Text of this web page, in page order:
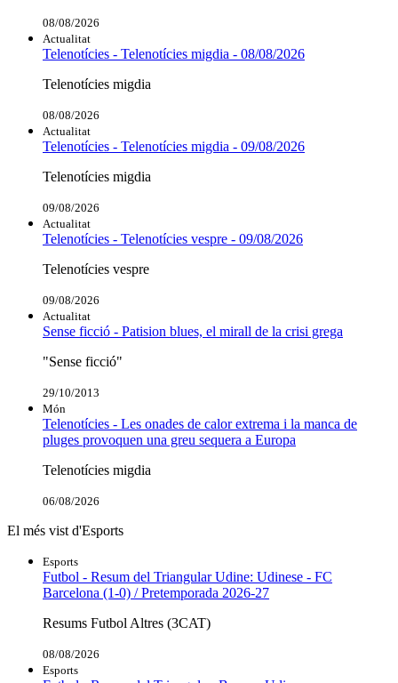
08/08/2026
Actualitat
Telenotícies - Telenotícies migdia - 08/08/2026
Telenotícies migdia
08/08/2026
Actualitat
Telenotícies - Telenotícies migdia - 09/08/2026
Telenotícies migdia
09/08/2026
Actualitat
Telenotícies - Telenotícies vespre - 09/08/2026
Telenotícies vespre
09/08/2026
Actualitat
Sense ficció - Patision blues, el mirall de la crisi grega
"Sense ficció"
29/10/2013
Món
Telenotícies - Les onades de calor extrema i la manca de
pluges provoquen una greu sequera a Europa
Telenotícies migdia
06/08/2026
El més vist d'Esports
Esports
Futbol - Resum del Triangular Udine: Udinese - FC
Barcelona (1-0) / Pretemporada 2026-27
Resums Futbol Altres (3CAT)
08/08/2026
Esports